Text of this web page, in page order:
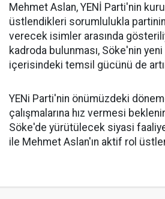
Mehmet Aslan, YENİ Parti'nin
üstlendikleri sorumlulukla
verecek isimler arasında
kadroda bulunması, Söke'nin
içerisindeki temsil gücünü de
YENi Parti'nin önümüzdeki
çalışmalarına hız vermesi
Söke'de yürütülecek siyasi
ile Mehmet Aslan'ın aktif rol